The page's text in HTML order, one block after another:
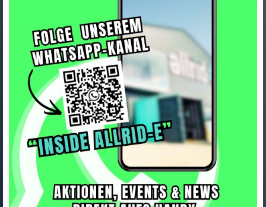
Electra Helmet Electra Lifestyle
Oxford Large Blue CE